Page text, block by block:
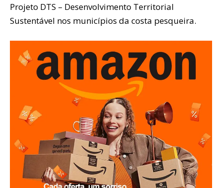
Projeto DTS – Desenvolvimento Territorial
Sustentável nos municípios da costa pesqueira.